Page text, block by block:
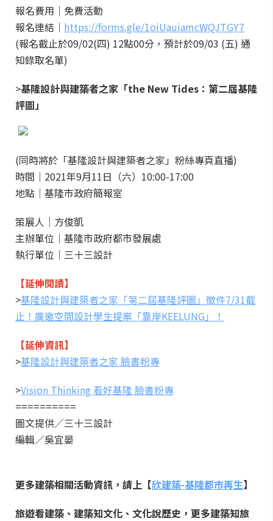
報名費用｜免費活動
報名連結｜ https://forms.gle/1oiUauiamcWQJTGY7
(報名截止於09/02(四) 12點00分，預計於09/03 (五) 通
知錄取名單)
>基隆設計與建築者之家「the New Tides：第二屆基隆
評圖」
(同時將於「基隆設計與建築者之家」粉絲專頁直播)
時間｜2021年9月11日（六）10:00-17:00
地點｜基隆市政府簡報室
策展人｜方俊凱
主辦單位｜基隆市政府都市發展處
執行單位｜三十三設計
【延伸閱讀】
>基隆設計與建築者之家「第二屆基隆評圖」徵件7/31截
止！廣邀空間設計學生提案「靠岸KEELUNG」！
【延伸資訊】
>基隆設計與建築者之家 臉書粉專
>Vision Thinking 看好基隆 臉書粉專
==========
圖文提供／三十三設計
編輯／吳宜晏
更多建築相關活動資訊，請上【欣建築-基隆都市再生】
旅遊看建築、建築知文化、文化說歷史，更多建築知旅